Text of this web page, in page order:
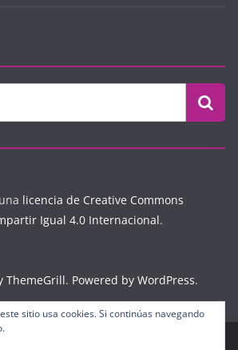
licencia de Creative Commons
Igual 4.0 Internacional.
ThemeGrill. Powered by WordPress.
sitio usa cookies. Si continúas navegando